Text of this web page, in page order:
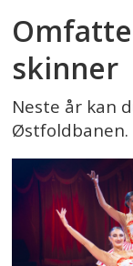
skinner
Neste år kan
Østfoldbanen.